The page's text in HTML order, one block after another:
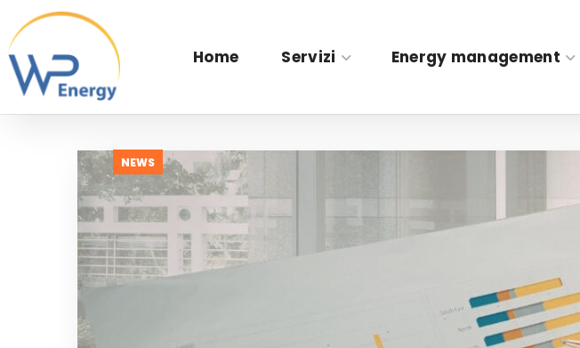
Home Servizi Energy management
NEWS